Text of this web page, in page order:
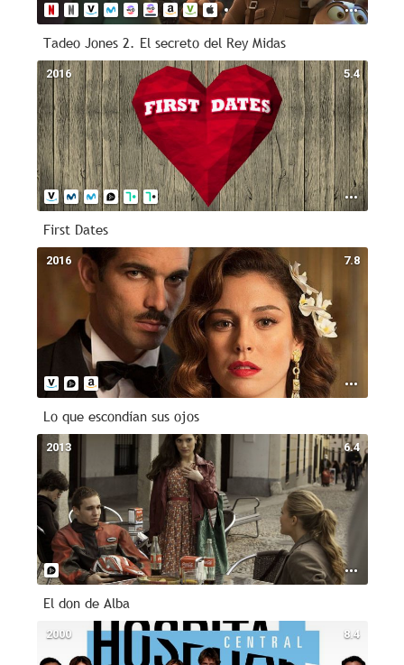
Tadeo Jones 2. El secreto del Rey Midas
5.4
2016
First Dates
7.8
2016
Lo que escondían sus ojos
6.4
2013
El don de Alba
8.4
2000